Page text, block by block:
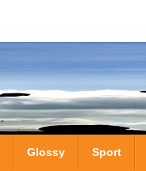
Glossy Sport